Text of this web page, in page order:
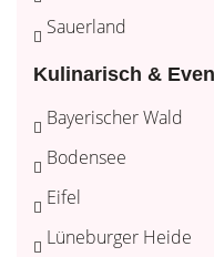
Sauerland
Kulinarisch &
Bayerischer Wald
Bodensee
Eifel
Lüneburger Heide